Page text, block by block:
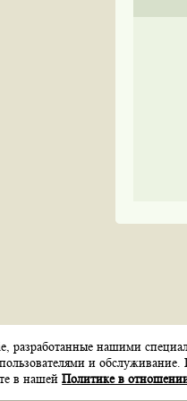
Создание сайтов
Веб-студияitsoft
разработанные нашими
и
в нашейПолитике в